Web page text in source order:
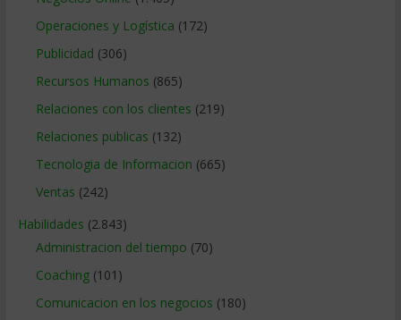
Operaciones y Logística (172)
Publicidad (306)
Recursos Humanos (865)
Relaciones con los clientes (219)
Relaciones publicas (132)
Tecnologia de Informacion (665)
Ventas (242)
Habilidades (2.843)
Administracion del tiempo (70)
Coaching(101)
Comunicacion en los negocios (180)